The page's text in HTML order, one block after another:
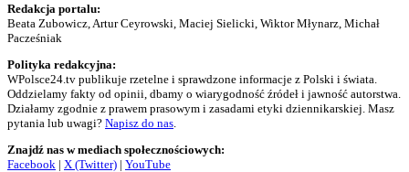
Redakcja portalu:
Beata Zubowicz, Artur Ceyrowski, Maciej Sielicki, Wiktor Młynarz, Michał
Pacześniak
Polityka redakcyjna:
WPolsce24.tv publikuje rzetelne i sprawdzone informacje z Polski i świata.
Oddzielamy fakty od opinii, dbamy o wiarygodność źródeł i jawność autorstwa.
Działamy zgodnie z prawem prasowym i zasadami etyki dziennikarskiej. Masz
pytania lub uwagi? Napisz do nas
Znajdź nas w mediach społecznościowych:
Facebook | X (Twitter) | YouTube